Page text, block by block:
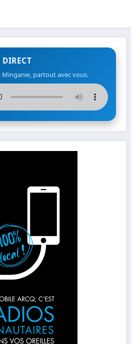
Minganie, partout avec vous.